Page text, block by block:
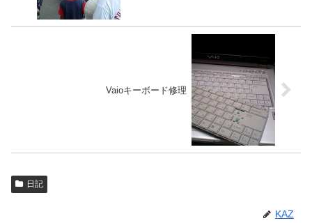
Vaioキーボード修理
日記
KAZ